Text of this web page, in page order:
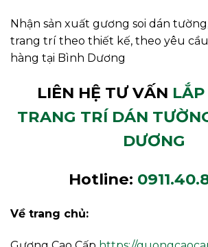
Nhận sản xuất gương soi dán
trang trí theo thiết kế, theo yêu
hàng tại Bình Dương
LIÊN HỆ TƯ VẤN
TRANG TRÍ DÁN
DƯƠNG
Hotline:
Về trang chủ: